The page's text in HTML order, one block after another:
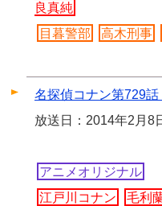
良真純
目暮警部
高木刑事
名探偵コナン第729話
放送日：2014年2月8
アニメオリジナル
江戸川コナン
毛利